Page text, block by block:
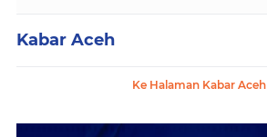
Kabar Aceh
Ke Halaman Kabar Aceh